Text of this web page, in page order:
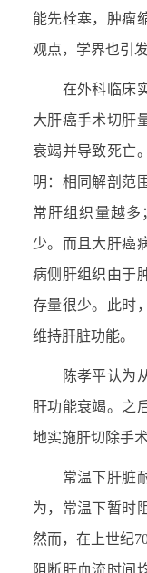
能先栓塞，肿瘤
观点，学界也引
在外科临床实
大肝癌手术切肝
衰竭并导致死亡
明：相同解剖范
常肝组织量越多
少。而且大肝癌
病侧肝组织由于
存量很少。此时
维持肝脏功能。
陈孝平认为从
肝功能衰竭。之
地实施肝切除手术
常温下肝脏耐
为，常温下暂时
然而，在上世纪
阻断肝血流时间